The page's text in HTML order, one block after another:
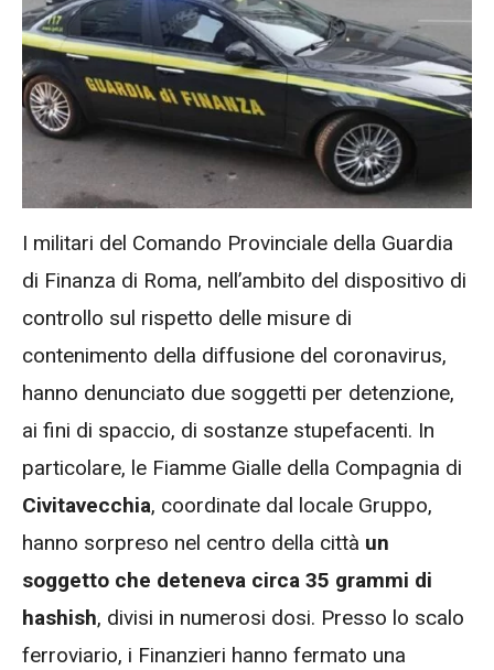
I militari del Comando Provinciale della Guardia
di Finanza di Roma, nell’ambito del dispositivo di
controllo sul rispetto delle misure di
contenimento della diffusione del coronavirus,
hanno denunciato due soggetti per detenzione,
ai fini di spaccio, di sostanze stupefacenti. In
particolare, le Fiamme Gialle della Compagnia di
Civitavecchia, coordinate dal locale Gruppo,
hanno sorpreso nel centro della città un
soggetto che deteneva circa 35 grammi di
hashish, divisi in numerosi dosi. Presso lo scalo
ferroviario, i Finanzieri hanno fermato una